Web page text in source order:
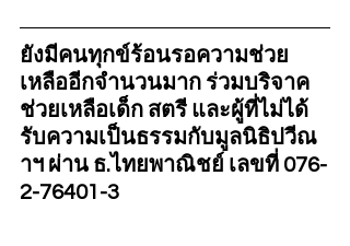
ยังมีคนทุกข์ร้อนรอความช่วย
เหลืออีกจำนวนมาก ร่วมบริจาค
ช่วยเหลือเด็ก สตรี และผู้ที่ไม่ได้
รับความเป็นธรรมกับมูลนิธิปวีณ
าฯ ผ่าน ธ.ไทยพาณิชย์ เลขที่ 076-
2-76401-3